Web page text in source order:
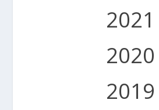
2021
2020
2019